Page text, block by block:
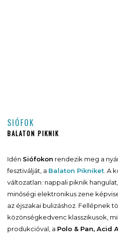
SIÓFOK
BALATON PIKNIK
Idén Siófokon rendezik meg a
fesztiválját, a Balaton Pikniket . A
változatlan: nappali piknik
minőségi elektronikus zene
az éjszakai bulizáshoz. Fellépnek
közönségkedvenc klasszikusok,
produkcióval, a Polo & Pan, Acid